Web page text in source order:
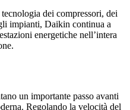
dei compressori, dei
impianti, Daikin continua a
energetiche nell’intera
un importante passo avanti
Regolando la velocità del